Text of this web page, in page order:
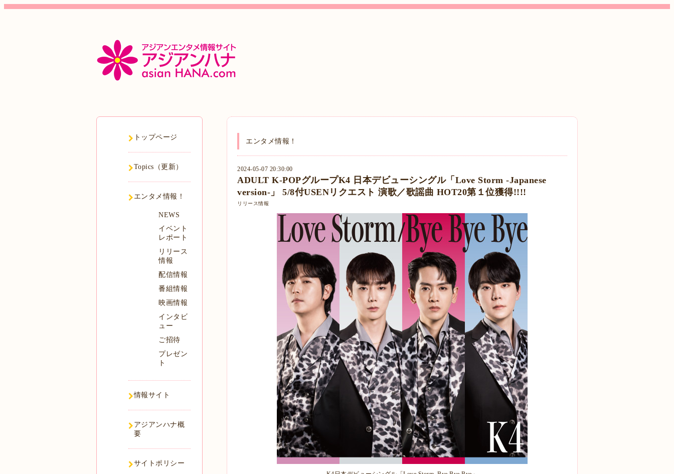
エンタメ情報！
2024-05-07 20:30:00
ADULT K-POPグループK4 日本デビューシングル「Love Storm -Japanese
version-」 5/8付USENリクエスト 演歌／歌謡曲 HOT20第１位獲得!!!!
リリース情報
トップページ
Topics（更新）
エンタメ情報！
NEWS
イベント
レポート
リリース
情報
配信情報
番組情報
映画情報
インタビ
ュー
ご招待
プレゼン
ト
情報サイト
アジアンハナ概
要
サイトポリシー